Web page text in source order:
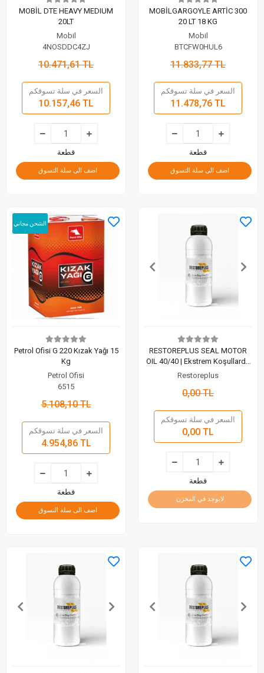
MOBİL DTE HEAVY MEDIUM
20LT
Mobil
4NOSDDC4ZJ
10.471,61 TL
السعر في سلة تسوقكم
10.157,46 TL
قطعة
اضف الى سلة التسوق
MOBİLGARGOYLE ARTİC 300
20 LT 18 KG
Mobil
BTCFW0HUL6
11.833,77 TL
السعر في سلة تسوقكم
11.478,76 TL
قطعة
اضف الى سلة التسوق
الشحن مجاني
Petrol Ofisi G 220 Kızak Yağı 15
Kg
Petrol Ofisi
6515
5.108,10 TL
السعر في سلة تسوقكم
4.954,86 TL
قطعة
اضف الى سلة التسوق
RESTOREPLUS SEAL MOTOR
OIL 40/40 | Ekstrem Koşullarda
Sarsılmaz Koruma ve Verimlilik
(1 Lt)
Restoreplus
0,00 TL
السعر في سلة تسوقكم
0,00 TL
قطعة
لايوجد في المخزن